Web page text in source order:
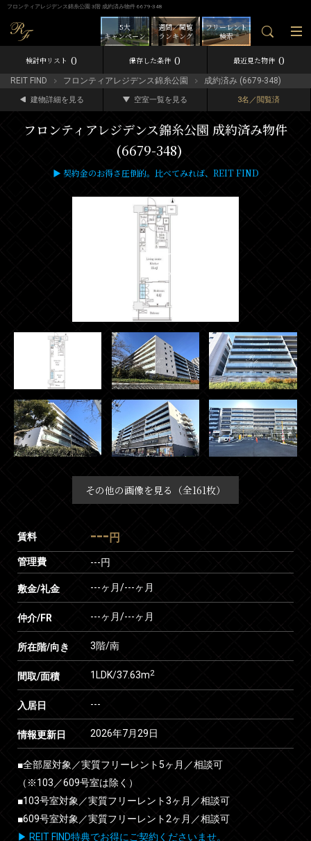
フロンティアレジデンス錦糸公園 3階 成約済み物件 6679-348
フリーレント
検索
週間／閲覧
ランキング
5大
キャンペーン
検討中リスト 0 保存した条件 0 最近見た物件 0
REIT FIND フロンティアレジデンス錦糸公園 成約済み (6679-348)
建物詳細を見る 空室一覧を見る 3名／閲覧済
フロンティアレジデンス錦糸公園 成約済み物件
(6679-348)
▶ 契約金のお得さ圧倒的。比べてみれば、REIT FIND
その他の画像を見る（全161枚）
賃料 --- 円
管理費 ---円
敷金/礼金 ---ヶ月/---ヶ月
仲介/FR ---ヶ月/---ヶ月
所在階/向き 3階/南
間取/面積 1LDK/37.63m2
入居日 ---
情報更新日 2026年7月29日
■全部屋対象／実質フリーレント5ヶ月／相談可
（※103／609号室は除く）
■103号室対象／実質フリーレント3ヶ月／相談可
■609号室対象／実質フリーレント2ヶ月／相談可
▶ REIT FIND特典でお得にご契約くださいませ。